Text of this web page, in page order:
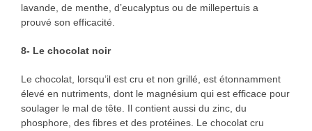
lavande, de menthe, d’eucalyptus ou de millepertuis a
prouvé son efficacité.
8- Le chocolat noir
Le chocolat, lorsqu’il est cru et non grillé, est étonnamment
élevé en nutriments, dont le magnésium qui est efficace pour
soulager le mal de tête. Il contient aussi du zinc, du
phosphore, des fibres et des protéines. Le chocolat cru